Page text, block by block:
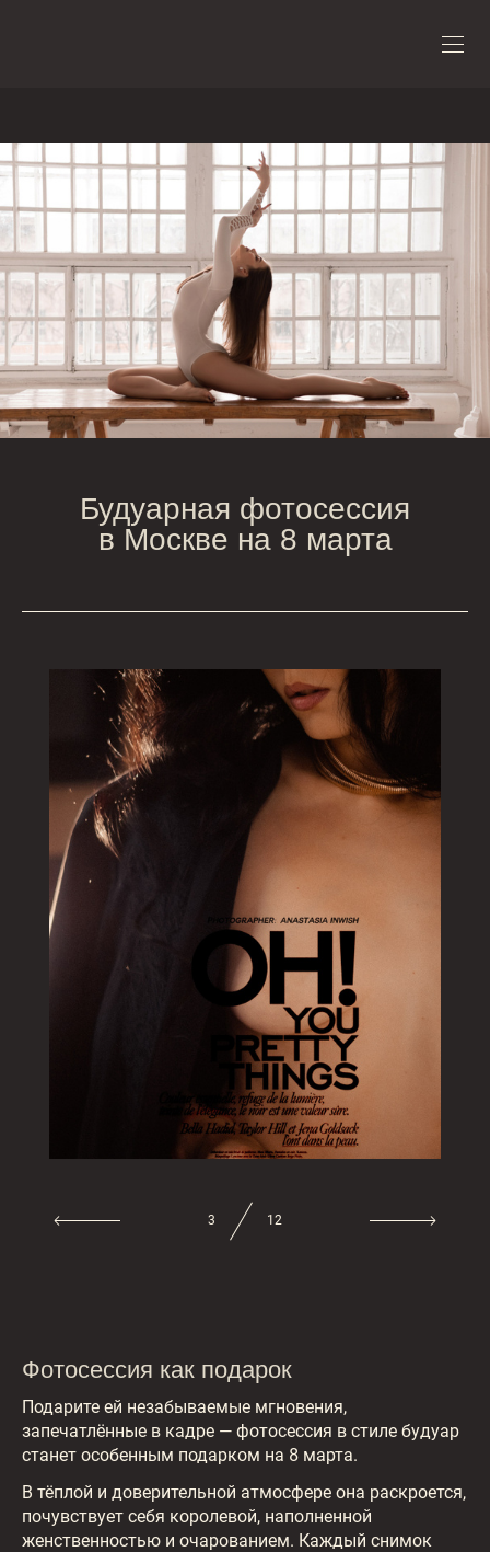
Будуарная фотосессия
в Москве на 8 марта
Фотосессия как подарок
Подарите ей незабываемые мгновения,
запечатлённые в кадре — фотосессия в стиле будуар
станет особенным подарком на 8 марта.
В тёплой и доверительной атмосфере она раскроется,
почувствует себя королевой, наполненной
женственностью и очарованием. Каждый снимок
3 12